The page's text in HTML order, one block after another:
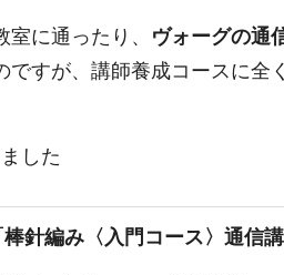
に通ったり、 ヴォーグの通
ですが、講師養成コースに全
した
針編み〈入門コース〉通信